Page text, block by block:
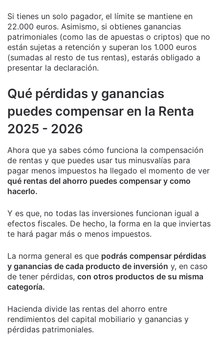
Si tienes un solo pagador, el límite se mantiene en
22.000 euros. Asimismo, si obtienes ganancias
patrimoniales (como las de apuestas o criptos) que no
están sujetas a retención y superan los 1.000 euros
(sumadas al resto de tus rentas), estarás obligado a
presentar la declaración.
Qué pérdidas y ganancias
puedes compensar en la Renta
2025 - 2026
Ahora que ya sabes cómo funciona la compensación
de rentas y que puedes usar tus minusvalías para
pagar menos impuestos ha llegado el momento de ver
qué rentas del ahorro puedes compensar y como
hacerlo.
Y es que, no todas las inversiones funcionan igual a
efectos fiscales. De hecho, la forma en la que inviertas
te hará pagar más o menos impuestos.
La norma general es que podrás compensar pérdidas
y ganancias de cada producto de inversión y, en caso
de tener pérdidas, con otros productos de su misma
categoría.
Hacienda divide las rentas del ahorro entre
rendimientos del capital mobiliario y ganancias y
pérdidas patrimoniales.